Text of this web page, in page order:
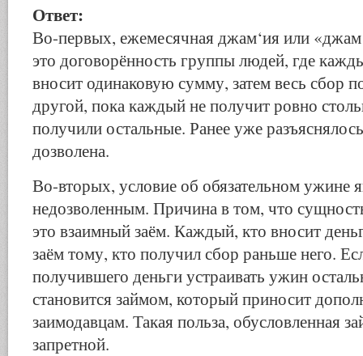
Ответ:
Во-первых, ежемесячная джам‘ия или
это договорённость группы людей, где
вносит одинаковую сумму, затем весь сбор
другой, пока каждый не получит ровно
получили остальные. Ранее уже
дозволена.
Во-вторых, условие об обязательном ужине
недозволенным. Причина в том, что
это взаимный заём. Каждый, кто вносит
заём тому, кто получил сбор раньше него.
получившего деньги устраивать ужин
становится займом, который приносит
заимодавцам. Такая польза, обусловленная
запретной.